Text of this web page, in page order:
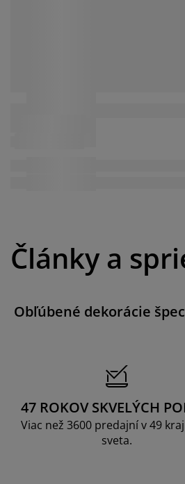
Články a
Obľúbené dekorácie
47 ROKOV SKVELÝCH
Viac než 3600 predajní v 49
sveta.